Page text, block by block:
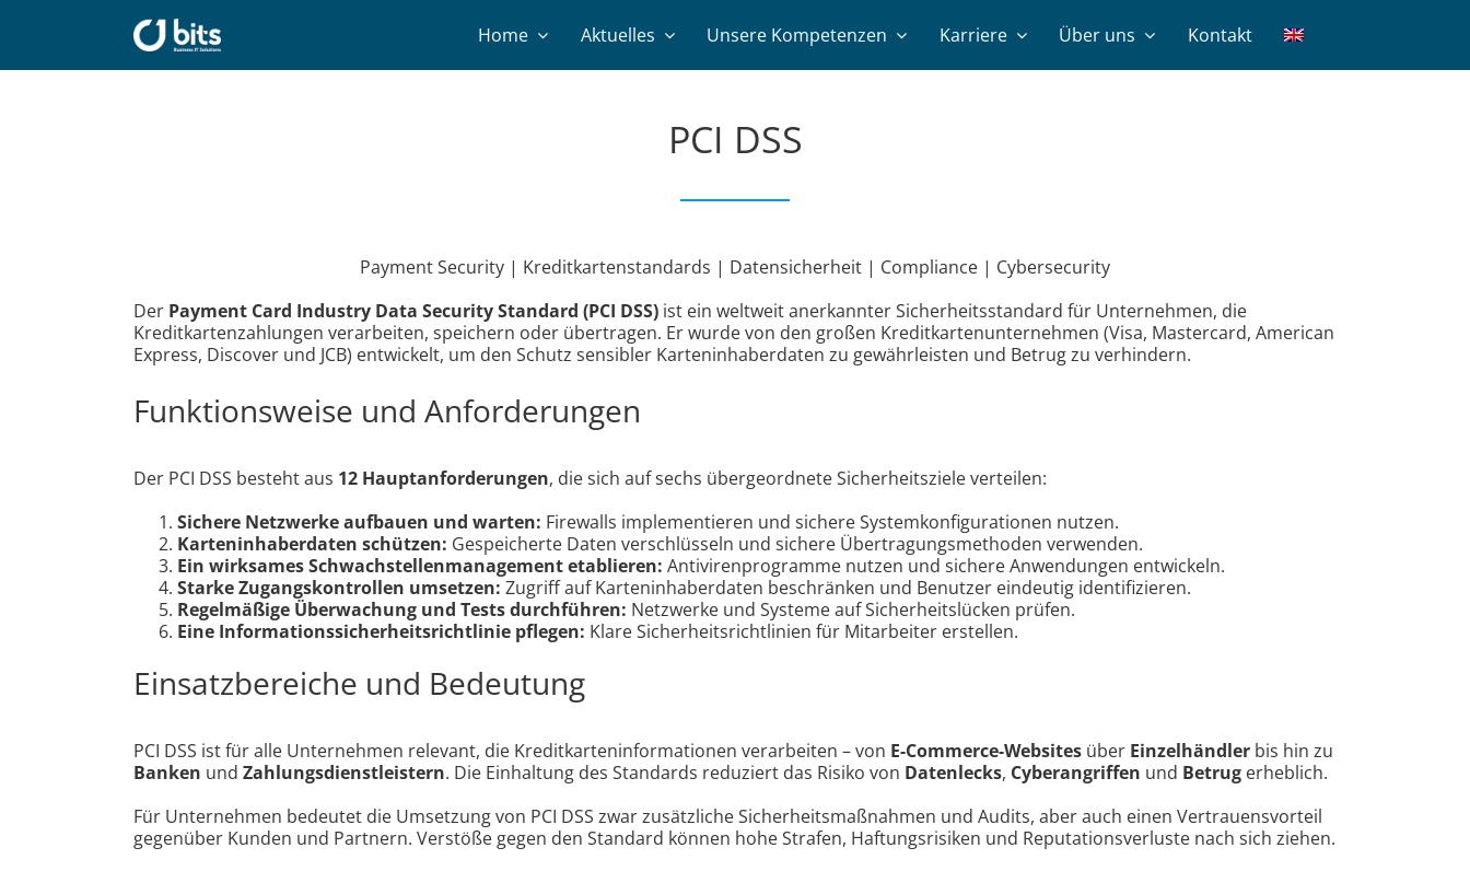
Home Aktuelles Unsere Kompetenzen Karriere Über uns Kontakt
PCI DSS
Payment Security | Kreditkartenstandards | Datensicherheit | Compliance | Cybersecurity
Der Payment Card Industry Data Security Standard (PCI DSS)ist ein weltweit anerkannter Sicherheitsstandard für Unternehmen, die
Kreditkartenzahlungen verarbeiten, speichern oder übertragen. Er wurde von den großen Kreditkartenunternehmen (Visa, Mastercard, American
Express, Discover und JCB) entwickelt, um den Schutz sensibler Karteninhaberdaten zu gewährleisten und Betrug zu verhindern.
Funktionsweise und Anforderungen
Der PCI DSS besteht aus 12 Hauptanforderungen, die sich auf sechs übergeordnete Sicherheitsziele verteilen:
Sichere Netzwerke aufbauen und warten: Firewalls implementieren und sichere Systemkonfigurationen nutzen.
Karteninhaberdaten schützen: Gespeicherte Daten verschlüsseln und sichere Übertragungsmethoden verwenden.
Ein wirksames Schwachstellenmanagement etablieren: Antivirenprogramme nutzen und sichere Anwendungen entwickeln.
Starke Zugangskontrollen umsetzen: Zugriff auf Karteninhaberdaten beschränken und Benutzer eindeutig identifizieren.
Regelmäßige Überwachung und Tests durchführen: Netzwerke und Systeme auf Sicherheitslücken prüfen.
Eine Informationssicherheitsrichtlinie pflegen: Klare Sicherheitsrichtlinien für Mitarbeiter erstellen.
Einsatzbereiche und Bedeutung
PCI DSS ist für alle Unternehmen relevant, die Kreditkarteninformationen verarbeiten – von E-Commerce-Websitesüber Einzelhändlerbis hin zu
Banken und Zahlungsdienstleistern. Die Einhaltung des Standards reduziert das Risiko von Datenlecks, Cyberangriffen und Betrugerheblich.
Für Unternehmen bedeutet die Umsetzung von PCI DSS zwar zusätzliche Sicherheitsmaßnahmen und Audits, aber auch einen Vertrauensvorteil
gegenüber Kunden und Partnern. Verstöße gegen den Standard können hohe Strafen, Haftungsrisiken und Reputationsverluste nach sich ziehen.